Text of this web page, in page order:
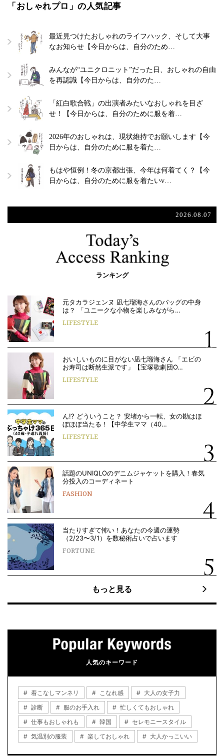
「おしゃれプロ」の人気記事
最近見つけたおしゃれのライフハック、そして大事
なお知らせ【今日からは、自分のため…
みんなが“ユニクロニット”だった日、おしゃれの自由
を再認識【今日からは、自分のた…
「紅白歌合戦」の出演者みたいなおしゃれを目ざ
せ！【今日からは、自分のために服を着…
2026年のおしゃれは、現状維持でお願いします【今
日からは、自分のために服を着た…
もはや恒例！冬の京都出張、今年は何着てく？【今
日からは、自分のために服を着たいv…
2026.08.07
ランキング
元タカラジェンヌ 凪七瑠海さんのバッグの中身
は？ 「ユニークな小物を楽しみながら…
LIFESTYLE
おいしいものに目がない凪七瑠海さん 「エビの
お寿司は断然生派です」【宝塚歌劇団O…
LIFESTYLE
ん!? どういうこと？ 安堵から一転、女の勘はほ
ぼほぼ当たる！【中学生ママ（40…
LIFESTYLE
話題のUNIQLOのデニムジャケットを購入！春気
分投入のコーディネート
FASHION
当たりすぎて怖い！あなたの今週の運勢
（2/23〜3/1）を数秘術占いで占います
FORTUNE
もっと見る
人気のキーワード
着こなしマンネリ こなれ感
大人の女子力
診断
服のお手入れ
忙しくてもおしゃれ
仕事もおしゃれも
韓国
セレモニースタイル
気温別の服装
楽しておしゃれ 大人かっこいい